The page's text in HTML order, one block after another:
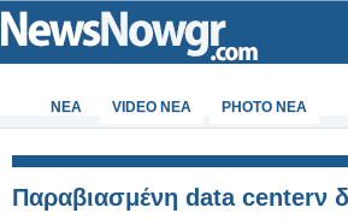
ΝΕΑ VIDEO NEA PHOTO NEA
Παραβιασμένη data centerν